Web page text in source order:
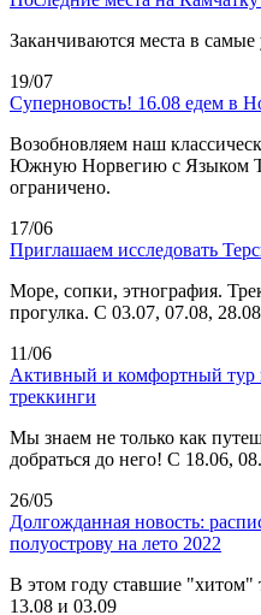
Заканчиваются места в
19/07
Суперновость! 16.08 едем в
Возобновляем наш
Южную Норвегию с Языком
ограничено.
17/06
Приглашаем исследовать
Море, сопки, этнография.
прогулка. С 03.07, 07.08, 28.08
11/06
Активный и комфортный
треккинги
Мы знаем не только как
добраться до него! С 18.06,
26/05
Долгожданная новость:
полуострову на лето 2022
В этом году ставшие "хитом"
13.08 и 03.09